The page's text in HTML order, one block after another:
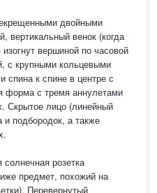
двойными
вертикальный венок (когда
вершиной по часовой
с крупными кольцевыми
спина к спине в центре с
форма с тремя аннулетами
Скрытое лицо (линейный
и подбородок, а также
розетка
предмет, похожий на
Перевернутый